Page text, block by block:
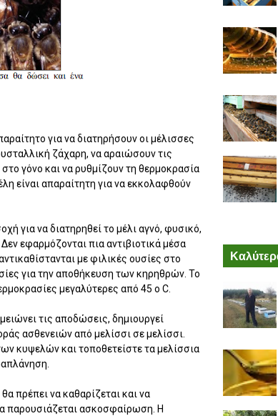
για να διατηρήσουν οι μέλισσες
ζάχαρη, να αραιώσουν τις
γόνο και να ρυθμίζουν τη θερμοκρασία
είναι απαραίτητη για να εκκολαφθούν
για να διατηρηθεί το μέλι αγνό, φυσικό,
εφαρμόζονται πια αντιβιοτικά μέσα
με φιλικές ουσίες στο
για την αποθήκευση των κηρηθρών. Το
μεγαλύτερες από 45 ο C.
τις αποδώσεις, δημιουργεί
ασθενειών από μελίσσι σε μελίσσι.
κυψελών και τοποθετείστε τα μελίσσια
πρέπει να καθαρίζεται και να
παρουσιάζεται ασκοσφαίρωση. Η